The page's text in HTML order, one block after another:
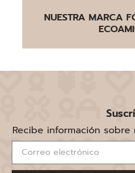
NUESTRA MARCA
Recibe información